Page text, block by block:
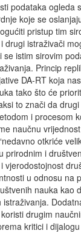
podataka ogleda
koje se
pristup tim
drugi istraživači
se istim sirovim
Princip
DA-RT koja
tako što će
to znači da
i procesom
naučnu
otkriće
prirodnim i
vjerodostojnost
u odnosu na
nauka kao
istraživanja.
drugim
kritici i